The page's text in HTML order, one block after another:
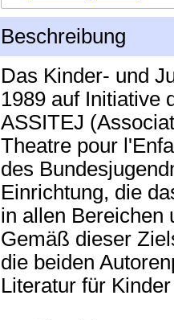
Beschreibung
Das Kinder- und
1989 auf Initiative
ASSITEJ
Theatre pour
des
Einrichtung, die
in allen Bereichen
Gemäß dieser
die beiden
Literatur für